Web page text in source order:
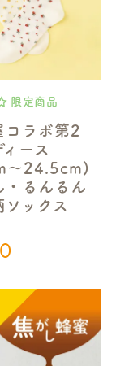
コラボ第2
ース
～24.5cm)
・るんるん
ックス
限定商品